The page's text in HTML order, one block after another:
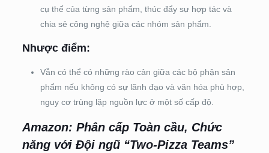
cụ thể của từng sản phẩm, thúc đẩy sự hợp tác và
chia sẻ công nghệ giữa các nhóm sản phẩm.
Nhược điểm:
Vẫn có thể có những rào cản giữa các bộ phận sản
phẩm nếu không có sự lãnh đạo và văn hóa phù hợp,
nguy cơ trùng lặp nguồn lực ở một số cấp độ.
Amazon: Phân cấp Toàn cầu, Chức
năng với Đội ngũ “Two-Pizza Teams”